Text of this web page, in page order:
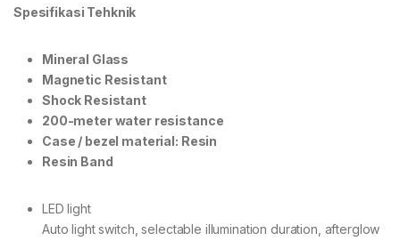
Spesifikasi Tehknik
Mineral Glass
Magnetic Resistant
Shock Resistant
200-meter water resistance
Case / bezel material: Resin
Resin Band
LED light
Auto light switch, selectable illumination duration, afterglow